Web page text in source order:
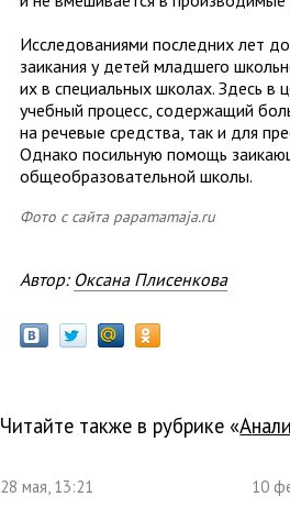
Исследованиями последних лет
заикания у детей младшего
их в специальных школах. Здесь в
учебный процесс, содержащий
на речевые средства, так и для
Однако посильную помощь
общеобразовательной школы.
Фото с сайта papamamaja.ru
Автор: Оксана Плисенкова
Читайте также в рубрике «
28 мая, 13:21 10